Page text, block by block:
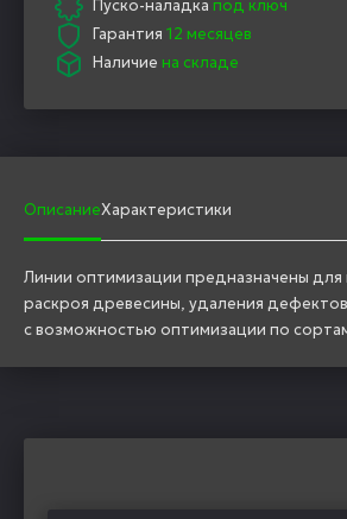
Пуско-наладка под ключ
Гарантия 12 месяцев
Наличие на складе
ОписаниеХарактеристики
Линии оптимизации предназначены для
раскроя древесины, удаления дефектов
с возможностью оптимизации по